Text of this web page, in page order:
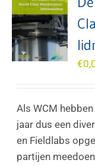
€
Als WCM
jaar dus een
en Fieldlabs
partijen